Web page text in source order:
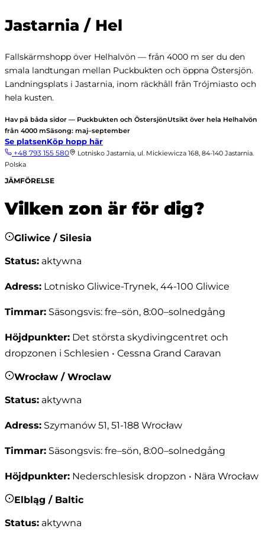
Jastarnia / Hel
Fallskärmshopp över Helhalvön — från 4000 m ser du den
smala landtungan mellan Puckbukten och öppna Östersjön.
Landningsplats i Jastarnia, inom räckhåll från Trójmiasto och
hela kusten.
Hav på båda sidor — Puckbukten och ÖstersjönUtsikt över hela Helhalvön
från 4000 mSäsong: maj–september
Se platsenKöp hopp här
+48 793 155 580
Lotnisko Jastarnia, ul. Mickiewicza 168, 84-140 Jastarnia.
Polska
JÄMFÖRELSE
Vilken zon är för dig?
Gliwice / Silesia
Status: aktywna
Adress: Lotnisko Gliwice-Trynek, 44-100 Gliwice
Timmar: Säsongsvis: fre–sön, 8:00–solnedgång
Höjdpunkter: Det största skydivingcentret och
dropzonen i Schlesien • Cessna Grand Caravan
Wrocław / Wroclaw
Status: aktywna
Adress: Szymanów 51, 51-188 Wrocław
Timmar: Säsongsvis: fre–sön, 8:00–solnedgång
Höjdpunkter: Nederschlesisk dropzon • Nära Wrocław
Elbląg / Baltic
Status: aktywna